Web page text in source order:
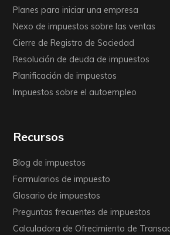
Planes para iniciar una empresa
Nexo de impuestos sobre las ventas
Cierre de Registro de Sociedad
Resolución de deuda de impuestos
Planificación de impuestos
Impuestos sobre el autoempleo
Recursos
Blog de impuestos
Formularios de impuesto
Glosario de impuestos
Preguntas frecuentes de impuestos
Calculadora de Ofrecimiento de